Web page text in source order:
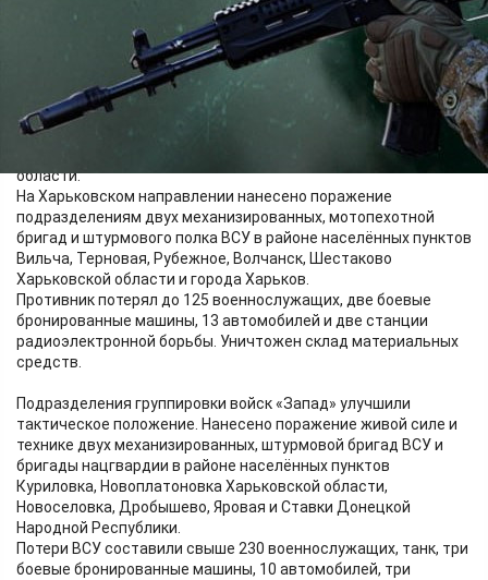
военно-промышленного комплекса Украины и объектам
энергетики, обеспечивающим их работу. Цели удара
достигнуты. Все назначенные объекты поражены.
Подразделениями группировки войск «Север» нанесено
поражение формированиям трёх механизированных бригад и
двух штурмовых полков ВСУ в районе населённых пунктов
Павловка, Андреевка, Новая Сечь и Варачино Сумской
области.
На Харьковском направлении нанесено поражение
подразделениям двух механизированных, мотопехотной
бригад и штурмового полка ВСУ в районе населённых пунктов
Вильча, Терновая, Рубежное, Волчанск, Шестаково
Харьковской области и города Харьков.
Противник потерял до 125 военнослужащих, две боевые
бронированные машины, 13 автомобилей и две станции
радиоэлектронной борьбы. Уничтожен склад материальных
средств.
Подразделения группировки войск «Запад» улучшили
тактическое положение. Нанесено поражение живой силе и
технике двух механизированных, штурмовой бригад ВСУ и
бригады нацгвардии в районе населённых пунктов
Куриловка, Новоплатоновка Харьковской области,
Новоселовка, Дробышево, Яровая и Ставки Донецкой
Народной Республики.
Потери ВСУ составили свыше 230 военнослужащих, танк, три
боевые бронированные машины, 10 автомобилей, три